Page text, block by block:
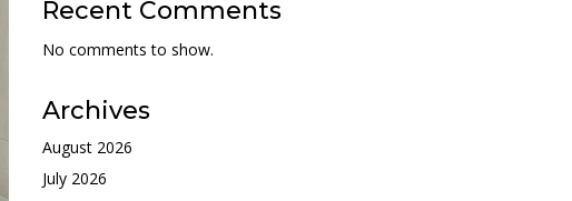
Recent Comments
No comments to show.
Archives
August 2026
July 2026